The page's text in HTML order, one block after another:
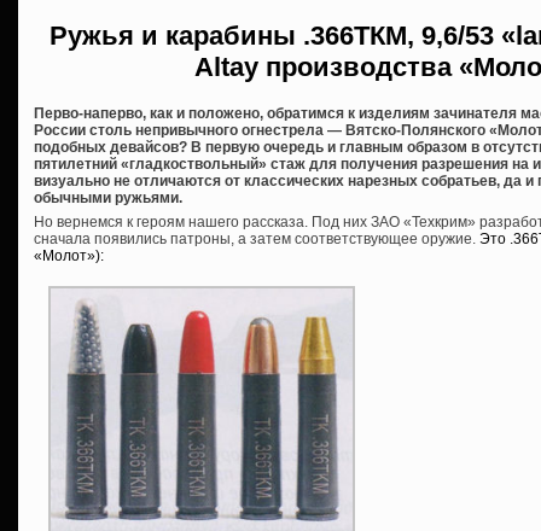
Ружья и карабины .366ТКМ, 9,6/53
Altay производства
Перво-наперво, как и положено, обратимся к изделиям зачинателя
России столь непривычного огнестрела — Вятско-Полянского
подобных девайсов? В первую очередь и главным образом в
пятилетний «гладкоствольный» стаж для получения разрешения на
визуально не отличаются от классических нарезных собратьев, да
обычными ружьями.
Но вернемся к героям нашего рассказа. Под них ЗАО «Техкрим»
сначала появились патроны, а затем соответствующее оружие. Это
«Молот»):